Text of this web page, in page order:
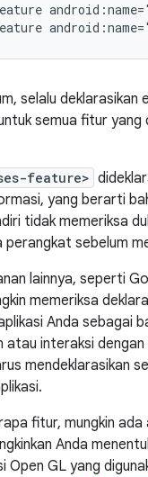
selalu deklarasikan
semua fitur yang
feature>
yang berarti
tidak memeriksa
sebelum
lainnya, seperti
memeriksa
Anda sebagai
atau interaksi dengan
mendeklarasikan
fitur, mungkin
Anda
Open GL yang